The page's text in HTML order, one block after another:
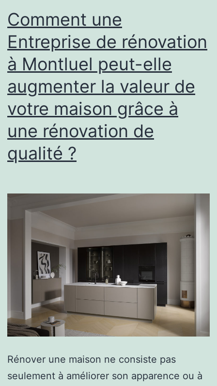
projet
immobilier
ou
d’aménagement
?
Comment une
Entreprise de rénovation
à Montluel peut-elle
augmenter la valeur de
votre maison grâce à
une rénovation de
qualité ?
Rénover une maison ne consiste pas
seulement à améliorer son apparence ou à